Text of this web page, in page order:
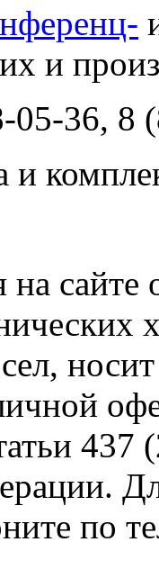
и
05-36, 8
и
сайте
437
по